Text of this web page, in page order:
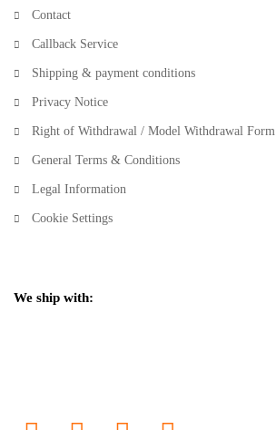
Contact
Callback Service
Shipping & payment conditions
Privacy Notice
Right of Withdrawal / Model Withdrawal Form
General Terms & Conditions
Legal Information
Cookie Settings
We ship with: